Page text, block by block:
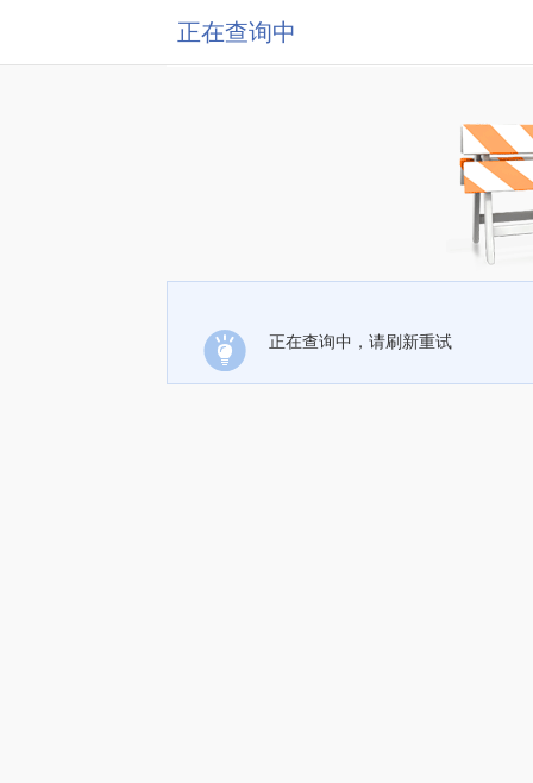
正在查询中
正在查询中，请刷新重试